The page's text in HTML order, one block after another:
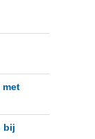
met
bij